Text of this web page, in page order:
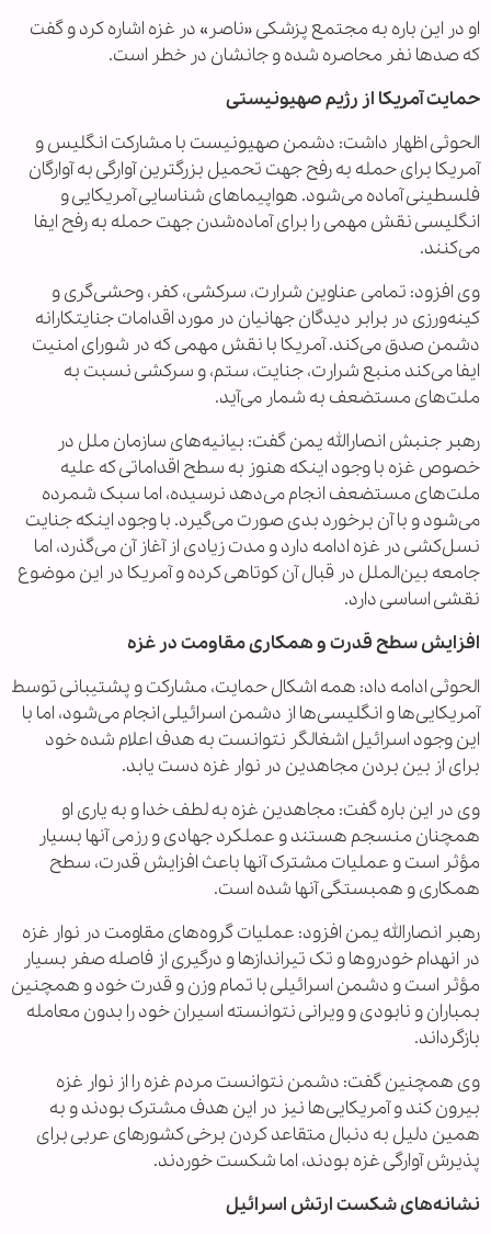
او در این باره به مجتمع پزشکی «ناصر» در غزه اشاره کرد و گفت
که صدها نفر محاصره شده و جانشان در خطر است.
حمایت آمریکا از رژیم صهیونیستی
الحوثی اظهار داشت: دشمن صهیونیست با مشارکت انگلیس و
آمریکا برای حمله به رفح جهت تحمیل بزرگترین آوارگی به آوارگان
فلسطینی آماده می‌شود. هواپیماهای شناسایی آمریکایی و
انگلیسی نقش مهمی را برای آماده‌شدن جهت حمله به رفح ایفا
می‌کنند.
وی افزود: تمامی عناوین شرارت، سرکشی، کفر، وحشی‌گری و
کینه‌ورزی در برابر دیدگان جهانیان در مورد اقدامات جنایتکارانه
دشمن صدق می‌کند. آمریکا با نقش مهمی که در شورای امنیت
ایفا می‌کند منبع شرارت، جنایت، ستم، و سرکشی نسبت به
ملت‌های مستضعف به شمار می‌آید.
رهبر جنبش انصارالله یمن گفت: بیانیه‌های سازمان ملل در
خصوص غزه با وجود اینکه هنوز به سطح اقداماتی که علیه
ملت‌های مستضعف انجام می‌دهد نرسیده، اما سبک شمرده
می‌شود و با آن برخورد بدی صورت می‌گیرد. با وجود اینکه جنایت
نسل‌کشی در غزه ادامه دارد و مدت زیادی از آغاز آن می‌گذرد، اما
جامعه بین‌الملل در قبال آن کوتاهی کرده و آمریکا در این موضوع
نقشی اساسی دارد.
افزایش سطح قدرت و همکاری مقاومت در غزه
الحوثی ادامه داد: همه اشکال حمایت، مشارکت و پشتیبانی توسط
آمریکایی‌ها و انگلیسی‌ها از دشمن اسرائیلی انجام می‌شود، اما با
این وجود اسرائیل اشغالگر نتوانست به هدف اعلام شده خود
برای از بین بردن مجاهدین در نوار غزه دست یابد.
وی در این باره گفت: مجاهدین غزه به لطف خدا و به یاری او
همچنان منسجم هستند و عملکرد جهادی و رزمی آنها بسیار
مؤثر است و عملیات مشترک آنها باعث افزایش قدرت، سطح
همکاری و همبستگی آنها شده است.
رهبر انصارالله یمن افزود: عملیات گروه‌های مقاومت در نوار غزه
در انهدام خودروها و تک تیراندازها و درگیری از فاصله صفر بسیار
مؤثر است و دشمن اسرائیلی با تمام وزن و قدرت خود و همچنین
بمباران و نابودی و ویرانی نتوانسته اسیران خود را بدون معامله
بازگرداند.
وی همچنین گفت: دشمن نتوانست مردم غزه را از نوار غزه
بیرون کند و آمریکایی‌ها نیز در این هدف مشترک بودند و به
همین دلیل به دنبال متقاعد کردن برخی کشورهای عربی برای
پذیرش آوارگی غزه بودند، اما شکست خوردند.
نشانه‌های شکست ارتش اسرائیل